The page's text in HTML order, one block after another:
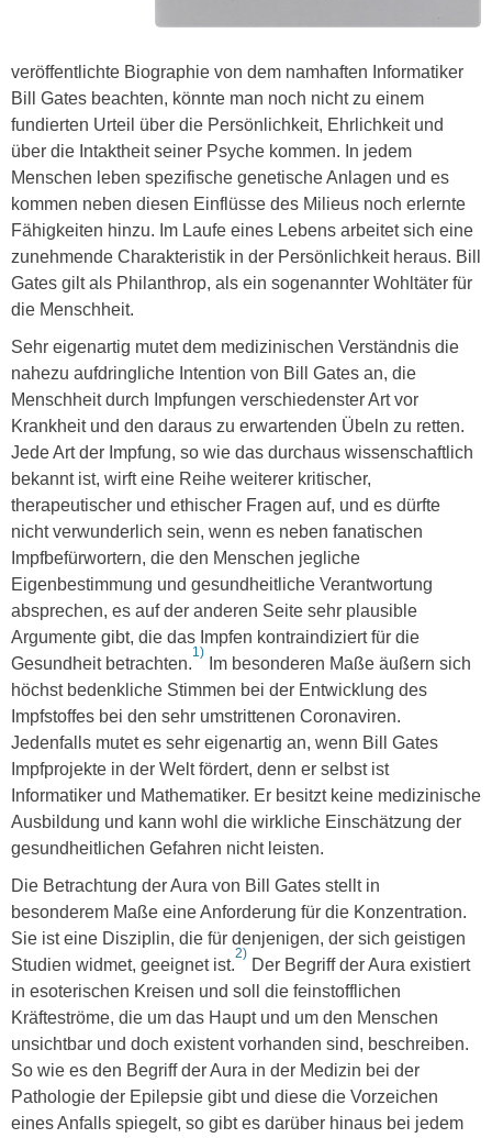
veröffentlichte Biographie von dem namhaften Informatiker
Bill Gates beachten, könnte man noch nicht zu einem
fundierten Urteil über die Persönlichkeit, Ehrlichkeit und
über die Intaktheit seiner Psyche kommen. In jedem
Menschen leben spezifische genetische Anlagen und es
kommen neben diesen Einflüsse des Milieus noch erlernte
Fähigkeiten hinzu. Im Laufe eines Lebens arbeitet sich eine
zunehmende Charakteristik in der Persönlichkeit heraus. Bill
Gates gilt als Philanthrop, als ein sogenannter Wohltäter für
die Menschheit.
Sehr eigenartig mutet dem medizinischen Verständnis die
nahezu aufdringliche Intention von Bill Gates an, die
Menschheit durch Impfungen verschiedenster Art vor
Krankheit und den daraus zu erwartenden Übeln zu retten.
Jede Art der Impfung, so wie das durchaus wissenschaftlich
bekannt ist, wirft eine Reihe weiterer kritischer,
therapeutischer und ethischer Fragen auf, und es dürfte
nicht verwunderlich sein, wenn es neben fanatischen
Impfbefürwortern, die den Menschen jegliche
Eigenbestimmung und gesundheitliche Verantwortung
absprechen, es auf der anderen Seite sehr plausible
Argumente gibt, die das Impfen kontraindiziert für die
Gesundheit betrachten.
1)
Im besonderen Maße äußern sich
höchst bedenkliche Stimmen bei der Entwicklung des
Impfstoffes bei den sehr umstrittenen Coronaviren.
Jedenfalls mutet es sehr eigenartig an, wenn Bill Gates
Impfprojekte in der Welt fördert, denn er selbst ist
Informatiker und Mathematiker. Er besitzt keine medizinische
Ausbildung und kann wohl die wirkliche Einschätzung der
gesundheitlichen Gefahren nicht leisten.
Die Betrachtung der Aura von Bill Gates stellt in
besonderem Maße eine Anforderung für die Konzentration.
Sie ist eine Disziplin, die für denjenigen, der sich geistigen
Studien widmet, geeignet ist.
2)
Der Begriff der Aura existiert
in esoterischen Kreisen und soll die feinstofflichen
Kräfteströme, die um das Haupt und um den Menschen
unsichtbar und doch existent vorhanden sind, beschreiben.
So wie es den Begriff der Aura in der Medizin bei der
Pathologie der Epilepsie gibt und diese die Vorzeichen
eines Anfalls spiegelt, so gibt es darüber hinaus bei jedem